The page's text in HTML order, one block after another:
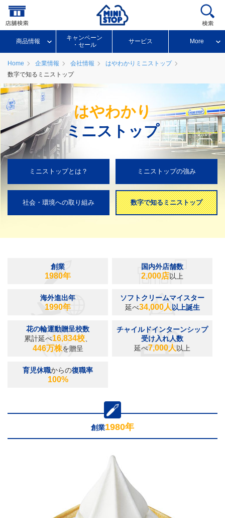
商品情報
キャンペーン
・セール
サービス More
Home 企業情報 会社情報
はやわかりミニストップ
数字で知るミニストップ
はやわかり
ミニストップ
ミニストップとは？ ミニストップの強み
社会・環境への取り組み 数字で知るミニストップ
創業
1980年
国内外店舗数
2,000店以上
海外進出年
1990年
ソフトクリームマイスター
延べ34,000人以上誕生
花の輪運動贈呈校数
累計延べ16,834校、
446万株を贈呈
チャイルドインターンシップ
受け入れ人数
延べ7,000人以上
育児休職からの復職率
100%
創業1980年